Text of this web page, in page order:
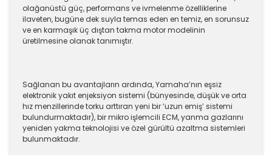
olağanüstü güç, performans ve ivmelenme özelliklerine
ilaveten, bugüne dek suyla temas eden en temiz, en sorunsuz
ve en karmaşık üç dıştan takma motor modelinin
üretilmesine olanak tanımıştır.
Sağlanan bu avantajların ardında, Yamaha’nın eşsiz
elektronik yakıt enjeksiyon sistemi (bünyesinde, düşük ve orta
hız menzillerinde torku arttıran yeni bir ‘uzun emiş’ sistemi
bulundurmaktadır), bir mikro işlemcili ECM, yanma gazlarını
yeniden yakma teknolojisi ve özel gürültü azaltma sistemleri
bulunmaktadır.